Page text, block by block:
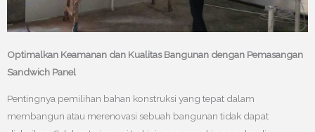
Optimalkan Keamanan dan Kualitas Bangunan dengan Pemasangan
Sandwich Panel
Pentingnya pemilihan bahan konstruksi yang tepat dalam
membangun atau merenovasi sebuah bangunan tidak dapat